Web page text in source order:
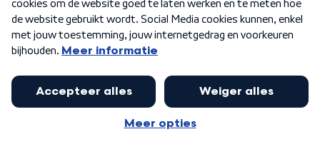
Algemene voorwaarden